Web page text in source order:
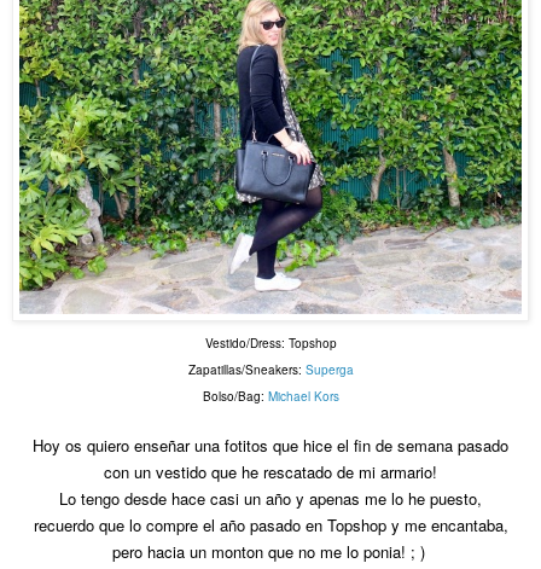
Vestido/Dress: Topshop
Zapatillas/Sneakers: Superga
Bolso/Bag: Michael Kors
Hoy os quiero enseñar una fotitos que hice el fin de semana pasado
con un vestido que he rescatado de mi armario!
Lo tengo desde hace casi un año y apenas me lo he puesto,
recuerdo que lo compre el año pasado en Topshop y me encantaba,
pero hacia un monton que no me lo ponia! ; )